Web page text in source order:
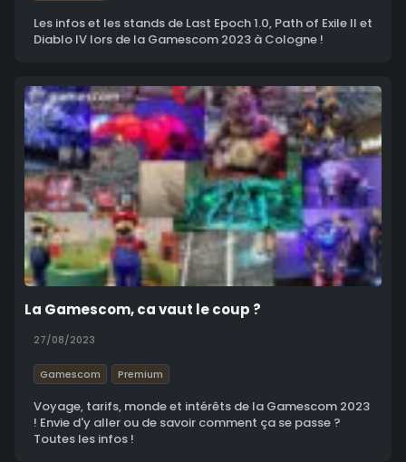
Les infos et les stands de Last Epoch 1.0, Path of Exile II et
Diablo IV lors de la Gamescom 2023 à Cologne !
La Gamescom, ca vaut le coup ?
27/08/2023
Gamescom Premium
Voyage, tarifs, monde et intérêts de la Gamescom 2023
! Envie d'y aller ou de savoir comment ça se passe ?
Toutes les infos !